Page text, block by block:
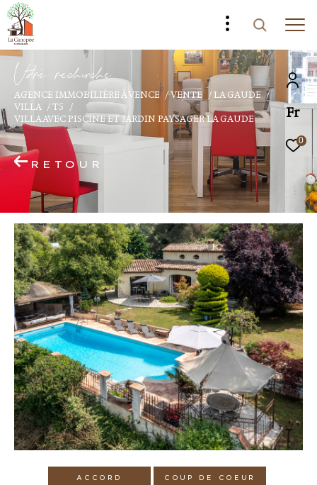
Fr
0
Vore recece
AGENCE IMMOBILIÈRE À VENCE VENTE
LA GAUDE
VILLA
T5
VILLA AVEC PISCINE ET JARDIN PAYSAGER LA GAUDE
RETOUR
ACCORD COUP DE COEUR